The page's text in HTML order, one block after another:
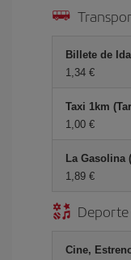
Billete de
1,34 €
Taxi 1km
1,00 €
La Gasolina
1,89 €
Cine,